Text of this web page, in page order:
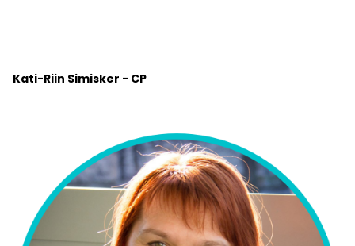
Kati-Riin Simisker - CP